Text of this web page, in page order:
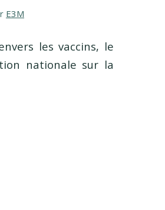
E3M
les vaccins, le
nationale sur la